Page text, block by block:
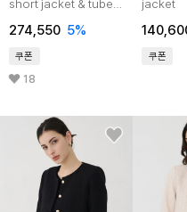
short jacket & tube
274,550 5%
쿠폰
18
jacket
쿠폰